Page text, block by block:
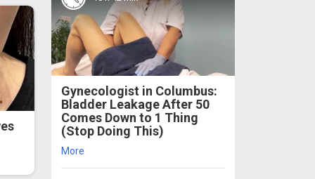
Gynecologist in Columbus:
Bladder Leakage After 50
Comes Down to 1 Thing
(Stop Doing This)
More